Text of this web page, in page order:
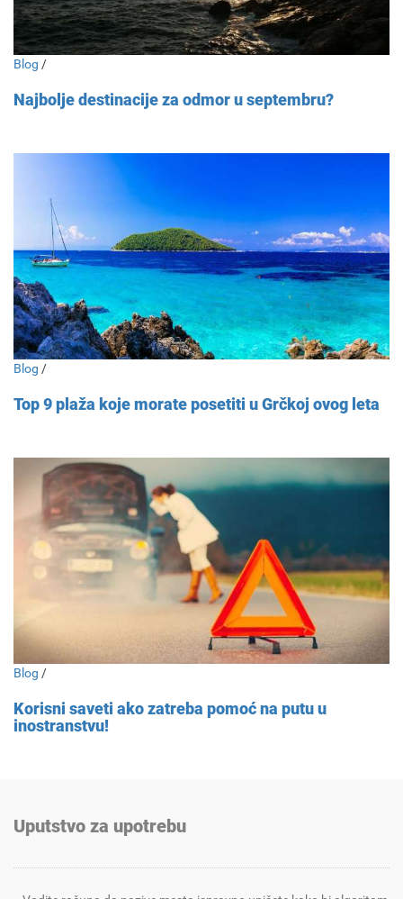
Blog /
Najbolje destinacije za odmor u septembru?
Blog /
Top 9 plaža koje morate posetiti u Grčkoj ovog leta
Blog /
Korisni saveti ako zatreba pomoć na putu u
inostranstvu!
Uputstvo za upotrebu